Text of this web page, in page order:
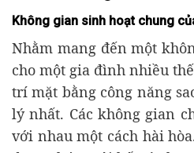
Không gian sinh hoạt chung
Nhằm mang đến một
cho một gia đình nhiều
trí mặt bằng công năng
lý nhất. Các không gian
với nhau một cách hài